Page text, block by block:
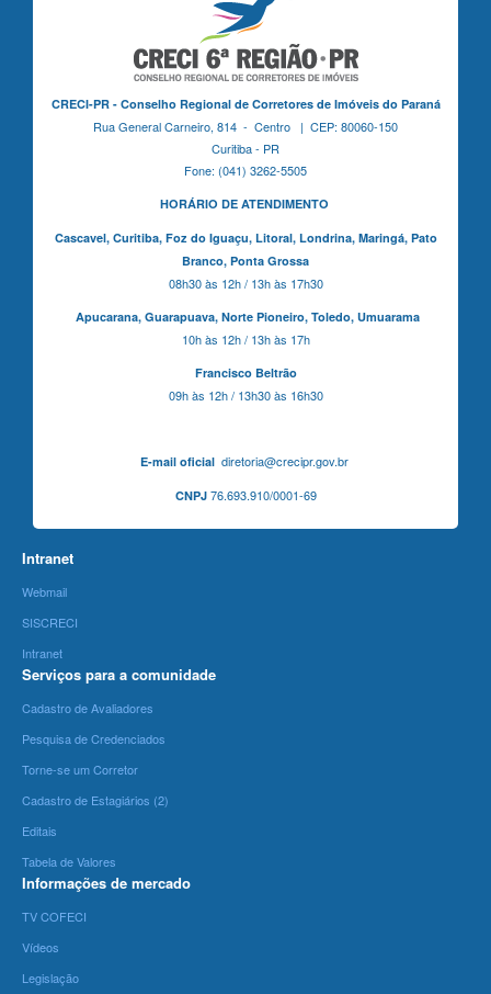
CRECI-PR - Conselho Regional de Corretores de Imóveis do Paraná
Rua General Carneiro, 814 - Centro | CEP: 80060-150
Curitiba - PR
Fone: (041) 3262-5505
HORÁRIO DE ATENDIMENTO
Cascavel, Curitiba,Foz do Iguaçu, Litoral, Londrina, Maringá, Pato
Branco, Ponta Grossa
08h30 às 12h / 13h às 17h30
Apucarana, Guarapuava, Norte Pioneiro, Toledo, Umuarama
10h às 12h / 13h às 17h
Francisco Beltrão
09h às 12h / 13h30 às 16h30
E-mail oficialdiretoria@crecipr.gov.br
CNPJ76.693.910/0001-69
Intranet
Webmail
SISCRECI
Intranet
Serviços para a comunidade
Cadastro de Avaliadores
Pesquisa de Credenciados
Torne-se um Corretor
Cadastro de Estagiários (2)
Editais
Tabela de Valores
Informações de mercado
TV COFECI
Vídeos
Legislação